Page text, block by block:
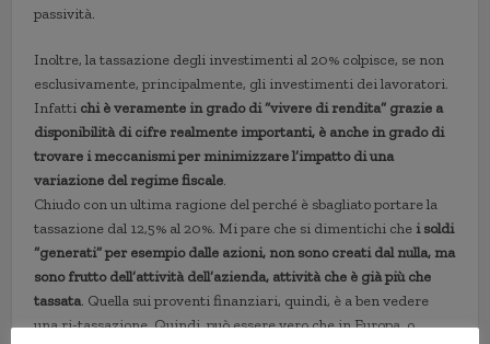
passività.
Inoltre, la tassazione degli investimenti al 20% colpisce, se non
esclusivamente, principalmente, gli investimenti dei lavoratori.
Infatti chi è veramente in grado di “vivere di rendita” grazie a
disponibilità di cifre realmente importanti, è anche in grado di
trovare i meccanismi per minimizzare l’impatto di una
variazione del regime fiscale.
Chiudo con un ultima ragione del perché è sbagliato portare la
tassazione dal 12,5% al 20%. Mi pare che si dimentichi che i soldi
“generati” per esempio dalle azioni, non sono creati dal nulla, ma
sono frutto dell’attività dell’azienda, attività che è già più che
tassata. Quella sui proventi finanziari, quindi, è a ben vedere
una ri-tassazione. Quindi, può essere vero che in Europa, o